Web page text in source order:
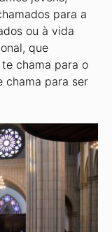
para a
ou à vida
que
te chama para o
chama para ser